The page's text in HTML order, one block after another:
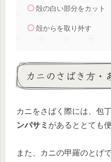
殻の白い部分をカット
殻からを取り外す
カニのさばき方・
カニをさばく際には、包
ンバサミ があるととても
また、カニの甲羅のとげ